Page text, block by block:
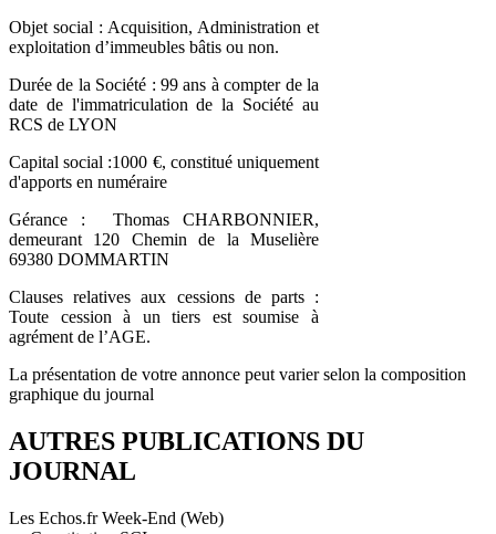
Objet social : Acquisition, Administration et
exploitation d’immeubles bâtis ou non.
Durée de la Société : 99 ans à compter de la
date de l'immatriculation de la Société au
RCS de LYON
Capital social :1000 €, constitué uniquement
d'apports en numéraire
Gérance : Thomas CHARBONNIER,
demeurant 120 Chemin de la Muselière
69380 DOMMARTIN
Clauses relatives aux cessions de parts :
Toute cession à un tiers est soumise à
agrément de l’AGE.
La présentation de votre annonce peut varier selon la composition
graphique du journal
AUTRES PUBLICATIONS DU
JOURNAL
Les Echos.fr Week-End (Web)